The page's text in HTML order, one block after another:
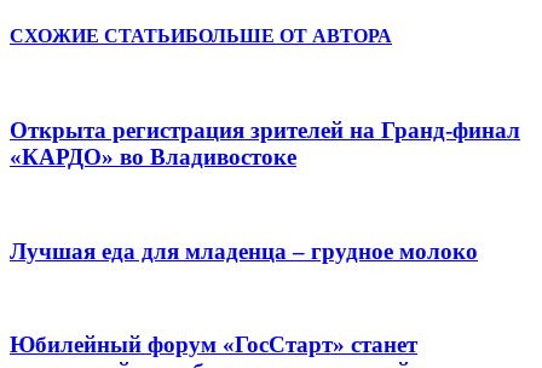
СХОЖИЕ СТАТЬИБОЛЬШЕ ОТ АВТОРА
Открыта регистрация зрителей на Гранд-финал
«КАРДО» во Владивостоке
Лучшая еда для младенца – грудное молоко
Юбилейный форум «ГосСтарт» станет